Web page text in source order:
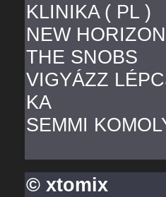
KLINIKA ( PL )
NEW
THE SNOBS
VIGYÁZZ
KA
SEMMI
© xtomix